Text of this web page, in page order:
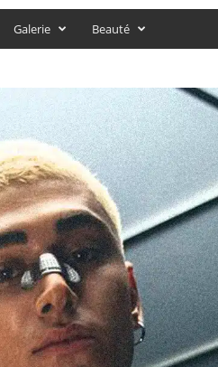
Galerie Beauté